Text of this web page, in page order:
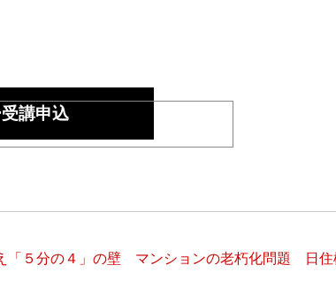
講申込
「５分の４」の壁 マンションの老朽化問題 日